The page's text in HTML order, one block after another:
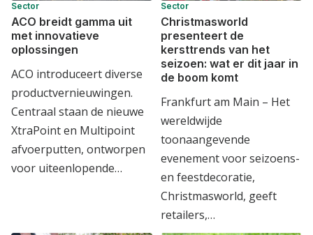
Sector
ACO breidt gamma uit
met innovatieve
oplossingen
ACO introduceert diverse
productvernieuwingen.
Centraal staan de nieuwe
XtraPoint en Multipoint
afvoerputten, ontworpen
voor uiteenlopende…
Sector
Christmasworld
presenteert de
kersttrends van het
seizoen: wat er dit jaar in
de boom komt
Frankfurt am Main – Het
wereldwijde
toonaangevende
evenement voor seizoens-
en feestdecoratie,
Christmasworld, geeft
retailers,…